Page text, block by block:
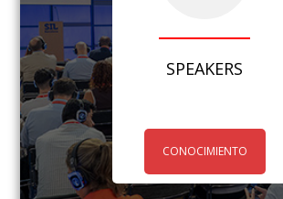
SPEAKERS
CONOCIMIENTO